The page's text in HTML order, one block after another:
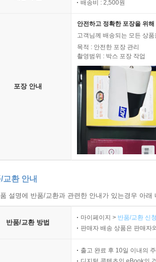
배송비 : 2,500원
포장 안내
안전하고 정확한 포장을 위
고객님께 배송되는 모든 상
목적 : 안전한 포장 관리
촬영범위 : 박스 포장 작업
교환 안내
설명에 반품/교환과 관련한 안내가 있는경우 아
반품/교환 방법
마이페이지 > 반품/교환 신
판매자 배송 상품은 판매자
출고 완료 후 10일 이내의